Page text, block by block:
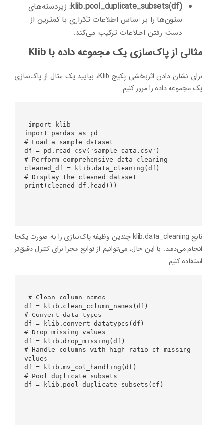
klib.pool_duplicate_subsets(df): زیردسته‌های
ستون‌ها را بر اساس اطلاعات تکراری‌ با کمترین از
دست رفتن اطلاعات ترکیب می‌کند.
مثالی از پاک‌سازی یک مجموعه داده با Klib
برای نشان دادن اثربخشی پکیج Klib، بیایید یک مثال از پاک‌سازی
یک مجموعه داده را مرور کنیم.
import pandas as pd
# Load a sample dataset
df = pd.read_csv('sample_data.csv')
# Perform comprehensive data cleaning
cleaned_df = klib.data_cleaning(df)
# Display the cleaned dataset
print(cleaned_df.head())
تابع klib.data_cleaning چندین وظیفه پاک‌سازی را به صورت یکجا
انجام می‌دهد. با این حال، می‌توانیم از توابع مجزا برای کنترل دقیق‌تر
استفاده کنیم.
df = klib.clean_column_names(df)
# Convert data types
df = klib.convert_datatypes(df)
# Drop missing values
df = klib.drop_missing(df)
# Handle columns with high ratio of missing
values
df = klib.mv_col_handling(df)
# Pool duplicate subsets
df = klib.pool_duplicate_subsets(df)